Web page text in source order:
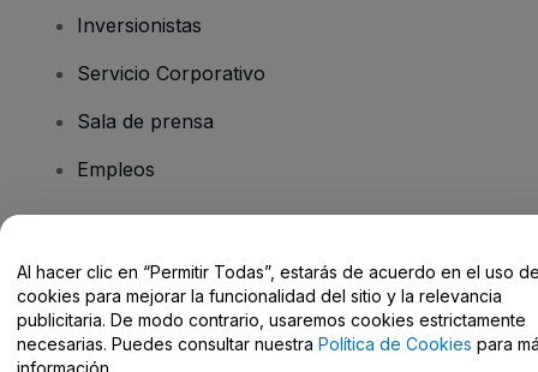
Inversionistas
Servicio Corporativo
Sala de prensa
Empleos
Centro de Ayuda / Contacto
Al hacer clic en “Permitir Todas”, estarás de acuerdo en el uso
cookies para mejorar la funcionalidad del sitio y la relevancia
publicitaria. De modo contrario, usaremos cookies estrictamente
necesarias. Puedes consultar nuestra Política de Cookies para
información.